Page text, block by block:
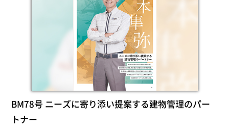
BM78号 ニーズに寄り添い提案する建物管理のパー
トナー